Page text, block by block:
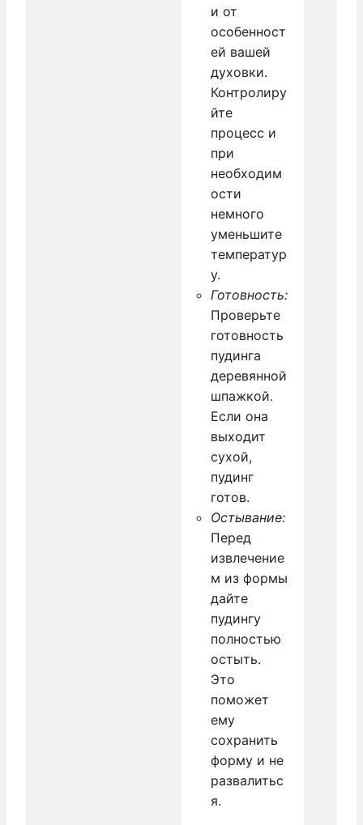
и от
особенност
ей вашей
духовки.
Контролиру
йте
процесс и
при
необходим
ости
немного
уменьшите
температур
у.
Готовность:
Проверьте
готовность
пудинга
деревянной
шпажкой.
Если она
выходит
сухой,
пудинг
готов.
Остывание:
Перед
извлечение
м из формы
дайте
пудингу
полностью
остыть.
Это
поможет
ему
сохранить
форму и не
развалитьс
я.